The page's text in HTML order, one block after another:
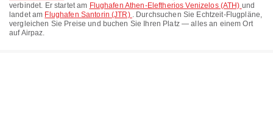
verbindet. Er startet am Flughafen Athen-Eleftherios Venizelos (ATH) und
landet am Flughafen Santorin (JTR) . Durchsuchen Sie Echtzeit-Flugpläne,
vergleichen Sie Preise und buchen Sie Ihren Platz — alles an einem Ort
auf Airpaz.